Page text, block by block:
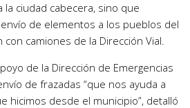
la ciudad cabecera, sino que
de elementos a los pueblos del
camiones de la Dirección Vial.
de la Dirección de Emergencias
de frazadas “que nos ayuda a
hicimos desde el municipio”, detalló